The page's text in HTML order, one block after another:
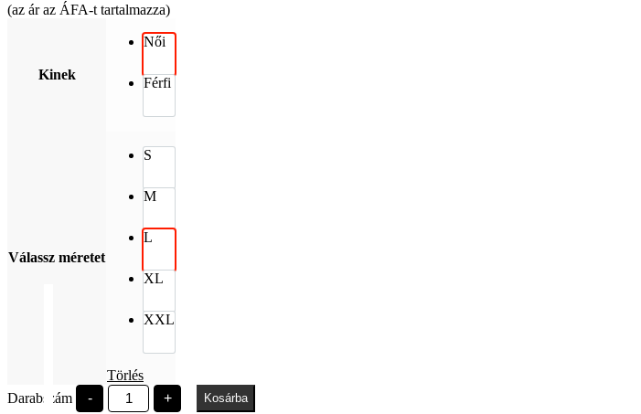
(az ár az ÁFA-t tartalmazza)
Kinek
Női
Férfi
Válassz méretet
S
M
L
XL
XXL
Törlés
Darabszám
-
Széchenyi
Egyetem
+ Kosárba